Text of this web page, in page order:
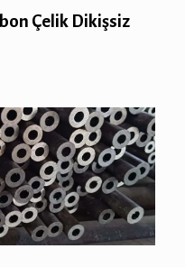
Çelik Dikişsiz